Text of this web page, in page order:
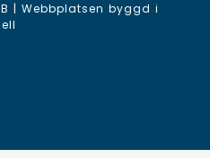
| Webbplatsen byggd i